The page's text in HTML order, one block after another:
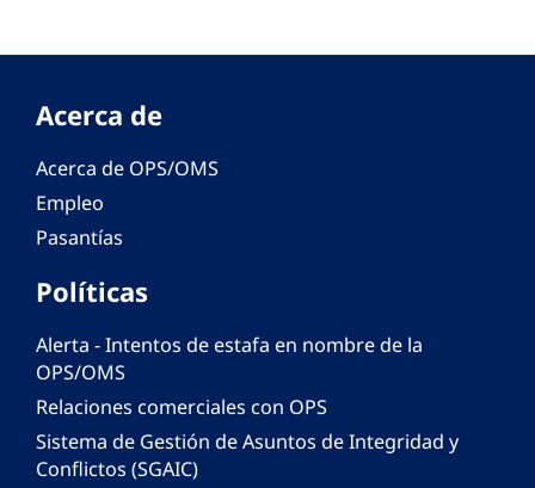
Acerca de
Acerca de OPS/OMS
Empleo
Pasantías
Políticas
Alerta - Intentos de estafa en nombre de la
OPS/OMS
Relaciones comerciales con OPS
Sistema de Gestión de Asuntos de Integridad y
Conflictos (SGAIC)